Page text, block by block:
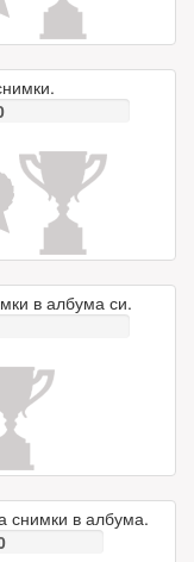
в албума си.
снимки в албума.